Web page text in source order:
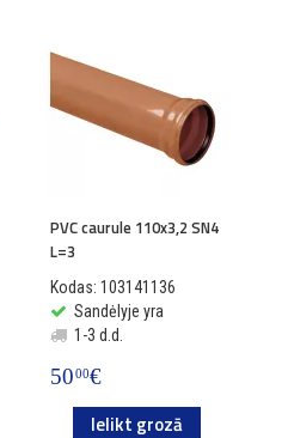
PVC caurule 110x3,2 SN4
L=3
Kodas: 103141136
Sandėlyje yra
1-3 d.d.
5000€
Ielikt grozā